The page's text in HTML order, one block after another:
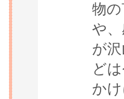
物
や
が
ど
か